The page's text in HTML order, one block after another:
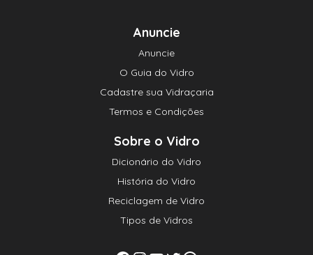
Anuncie
Anuncie
O Guia do Vidro
Cadastre sua Vidraçaria
Termos e Condições
Sobre o Vidro
Dicionário do Vidro
História do Vidro
Reciclagem de Vidro
Tipos de Vidros